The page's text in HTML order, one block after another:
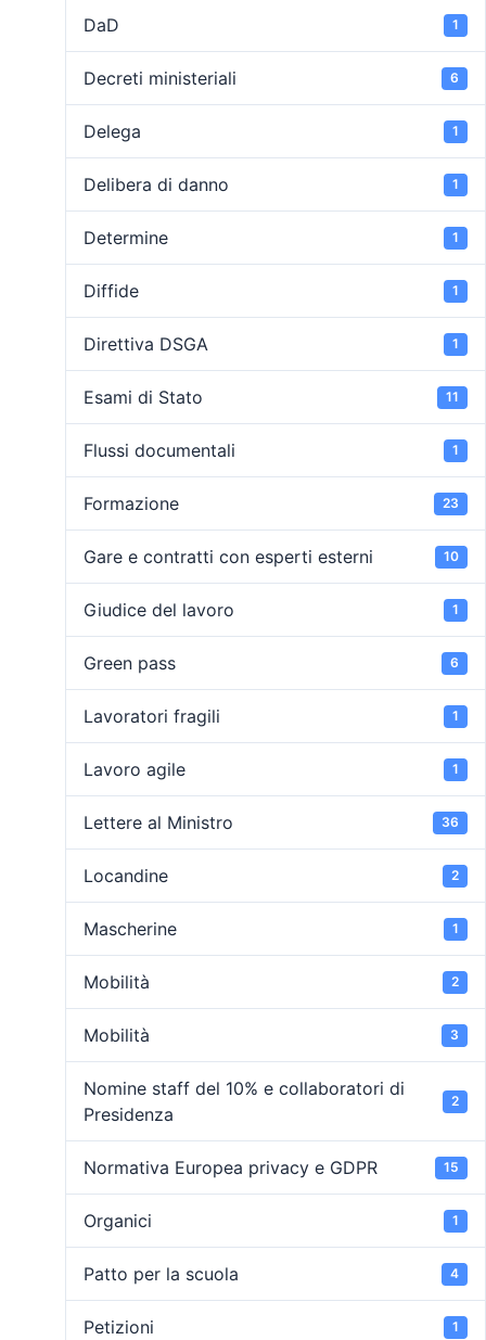
DaD 1
Decreti ministeriali 6
Delega 1
Delibera di danno 1
Determine 1
Diffide 1
Direttiva DSGA 1
Esami di Stato 11
Flussi documentali 1
Formazione 23
Gare e contratti con esperti esterni 10
Giudice del lavoro 1
Green pass 6
Lavoratori fragili 1
Lavoro agile 1
Lettere al Ministro 36
Locandine 2
Mascherine 1
Mobilità 2
Mobilità 3
Nomine staff del 10% e collaboratori di
Presidenza
2
Normativa Europea privacy e GDPR 15
Organici 1
Patto per la scuola 4
Petizioni 1